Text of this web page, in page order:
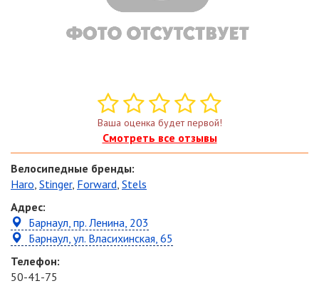
Ваша оценка будет первой!
Смотреть все отзывы
Велосипедные бренды:
Haro, Stinger, Forward, Stels
Адрес:
Барнаул, пр. Ленина, 203
Барнаул, ул. Власихинская, 65
Телефон:
50-41-75